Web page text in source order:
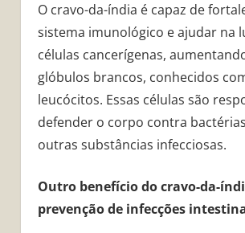
O cravo-da-índia é capaz de
sistema imunológico e ajudar na
células cancerígenas,
glóbulos brancos, conhecidos
leucócitos. Essas células são
defender o corpo contra
outras substâncias infecciosas.
Outro benefício do cravo-da-
prevenção de infecções